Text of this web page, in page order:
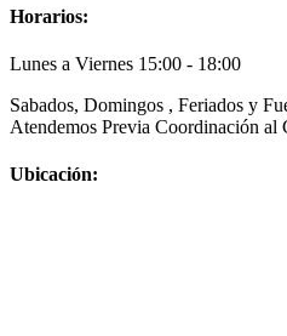
Horarios:
Lunes a Viernes 15:00 - 18:00
Sabados, Domingos , Feriados y
Atendemos Previa Coordinación al
Ubicación: